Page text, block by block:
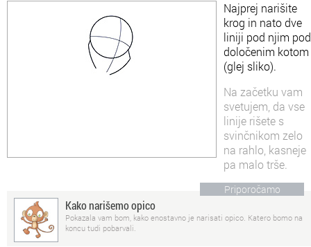
Najprej narišite
krog in nato dve
liniji pod njim pod
določenim kotom
(glej sliko).
Na začetku vam
svetujem, da vse
linije rišete s
svinčnikom zelo
na rahlo, kasneje
pa malo trše.
Priporočamo
Kako narišemo opico
Pokazala vam bom, kako enostavno je narisati opico. Katero bomo na
koncu tudi pobarvali.